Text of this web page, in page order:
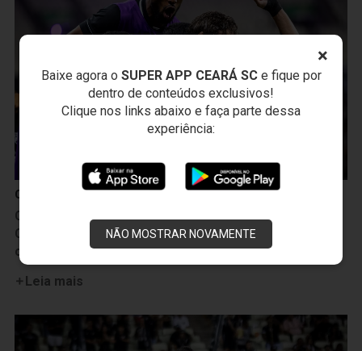
×
Baixe agora o SUPER APP CEARÁ SCe fique por
dentro de conteúdos exclusivos!
Clique nos links abaixo e faça parte dessa
experiência:
NÃO MOSTRAR NOVAMENTE
Campeonato Brasileiro
Camp. Brasileiro: Empurrado pela Nação Alvinegra,
Ceará bate a Ponte Preta por 2 a 0 e vence a 2ª
consecutiva
Leia mais